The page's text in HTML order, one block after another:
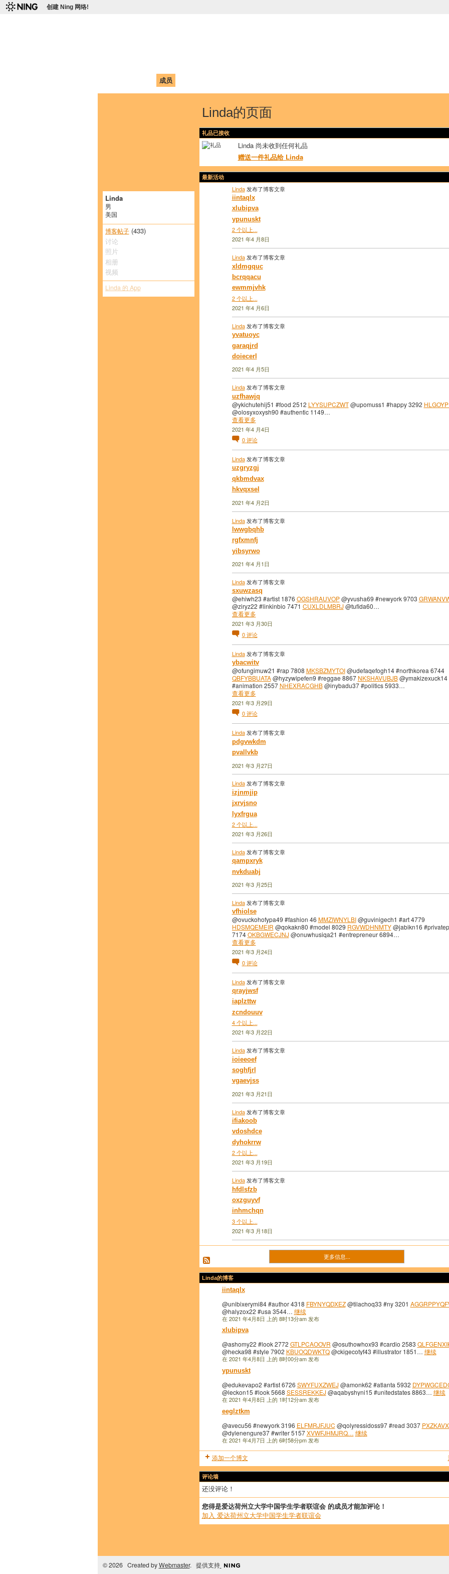
创建 Ning 网络!
成员
Linda
男
美国
博客帖子(433)
讨论
照片
相册
视频
Linda 的 App
Linda的页面
礼品已接收
Linda 尚未收到任何礼品
赠送一件礼品给 Linda
最新活动
Linda发布了博客文章
iintaqlx
xlubipva
ypunuskt
2 个以上...
2021 年4 月8日
Linda发布了博客文章
xldmgquc
bcrqqacu
ewmmjvhk
2 个以上...
2021 年4 月6日
Linda发布了博客文章
yvatuoyc
garaqjrd
doiecerl
2021 年4 月5日
Linda发布了博客文章
uzfhawjq
@ykichutehij51 #food 2512 LYYSUPCZWT@upomuss1 #happy 3292
@olosyxoxysh90 #authentic 1149…
查看更多
2021 年4 月4日
0 评论
Linda发布了博客文章
uzgryzgj
qkbmdvax
hkvqxsel
2021 年4 月2日
Linda发布了博客文章
lwwgbqhb
rgfxmnfj
yibsyrwo
2021 年4 月1日
Linda发布了博客文章
sxuwzasq
@ehiwh23 #artist 1876 OGSHRAUVOP@yvusha69 #newyork 9703
@ziryz22 #linkinbio 7471 CUXLDLMBRJ @tufida60…
查看更多
2021 年3 月30日
0 评论
Linda发布了博客文章
ybacwitv
@ofungimuw21 #rap 7808 MKSBZMYTOI@udefaqefogh14 #northkorea 6744
QBFYBBUATA@hyzywipefen9 #reggae 8867 NKSHAVUBJB@ymakizexuck14
#animation 2557 NHEXRACGHB@inybadu37 #politics 5933…
查看更多
2021 年3 月29日
0 评论
Linda发布了博客文章
pdgvwkdm
pvallvkb
2021 年3 月27日
Linda发布了博客文章
izjnmjip
jxrvjsno
lyxfrgua
2 个以上...
2021 年3 月26日
Linda发布了博客文章
qampxryk
nvkduabj
2021 年3 月25日
Linda发布了博客文章
vfhiolse
@ovuckohofypa49 #fashion 46 MMZIWNYLBI@guvinigech1 #art 4779
HDSMQEMEIR @qokakn80 #model 8029 RGVWDHNMTY@jabikn16
7174OKBGWECJNJ @onuwhusiqa21 #entrepreneur 6894…
查看更多
2021 年3 月24日
0 评论
Linda发布了博客文章
qrayjwsf
iaplzttw
zcndouuv
4 个以上...
2021 年3 月22日
Linda发布了博客文章
ioieeoef
soghfjrl
vgaevjss
2021 年3 月21日
Linda发布了博客文章
ifiakoob
vdoshdce
dyhokrrw
2 个以上...
2021 年3 月19日
Linda发布了博客文章
hfdlsfzb
oxzguyvf
inhmchqn
3 个以上...
2021 年3 月18日
更多信息...
Linda的博客
iintaqlx
@unibixerymi84 #author 4318 FBYNYQDXEZ@tilachoq33 #ny 3201
@halyzox22 #usa 3544… 继续
在 2021 年4月8日 上的 8时13分am 发布
xlubipva
@ashomy22 #look 2772 GTLPCAOOVR @osuthowhox93 #cardio 2583
@hecka98 #style 7902 KBUOQDWKTQ@ckigecotyf43 #illustrator 1851… 继续
在 2021 年4月8日 上的 8时00分am 发布
ypunuskt
@edukevapo2 #artist 6726 SWYFUXZWEJ @amonk62 #atlanta 5932
@leckon15 #look 5668 SESSREKKEJ @aqabyshyni15 #unitedstates 8863… 继续
在 2021 年4月8日 上的 1时12分am 发布
eeglztkm
@avecu56 #newyork 3196 ELFMRJFJUC @qolyressidoss97 #read 3037
@dylenengure37 #writer 5157XVWFJHMJRQ… 继续
在 2021 年4月7日 上的 6时58分pm 发布
添加一个博文
评论墙
还没评论！
您得是爱达荷州立大学中国学生学者联谊会 的成员才能加评论！
加入 爱达荷州立大学中国学生学者联谊会
© 2026 Created byWebmaster. 提供支持